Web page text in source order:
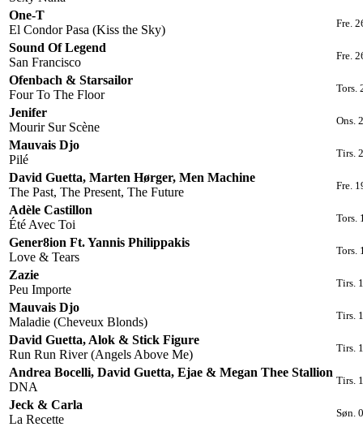
One-T
El Condor Pasa (Kiss the Sky)
Fre.
Sound Of Legend
San Francisco
Fre.
Ofenbach & Starsailor
Four To The Floor
Tors.
Jenifer
Mourir Sur Scène
Ons.
Mauvais Djo
Pilé
Tirs.
David Guetta, Marten Hørger, Men Machine
The Past, The Present, The Future
Fre.
Adèle Castillon
Été Avec Toi
Tors.
Gener8ion Ft. Yannis Philippakis
Love & Tears
Tors.
Zazie
Peu Importe
Tirs.
Mauvais Djo
Maladie (Cheveux Blonds)
Tirs.
David Guetta, Alok & Stick Figure
Run Run River (Angels Above Me)
Tirs.
Andrea Bocelli, David Guetta, Ejae & Megan Thee Stallion
DNA
Tirs.
Jeck & Carla
La Recette
Søn.